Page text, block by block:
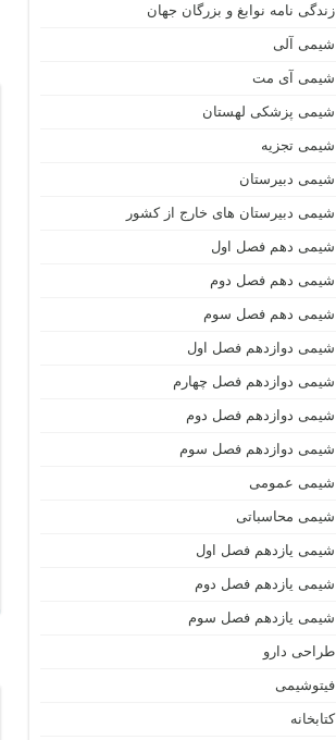
زندگی نامه نوابغ و بزرگان جهان
شیمی آلی
شیمی آی مت
شیمی پزشکی لهستان
شیمی تجزیه
شیمی دبیرستان
شیمی دبیرستان های خارج از کشور
شیمی دهم فصل اول
شیمی دهم فصل دوم
شیمی دهم فصل سوم
شیمی دوازدهم فصل اول
شیمی دوازدهم فصل چهارم
شیمی دوازدهم فصل دوم
شیمی دوازدهم فصل سوم
شیمی عمومی
شیمی محاسباتی
شیمی یازدهم فصل اول
شیمی یازدهم فصل دوم
شیمی یازدهم فصل سوم
طراحی دارو
فیتوشیمی
کتابخانه